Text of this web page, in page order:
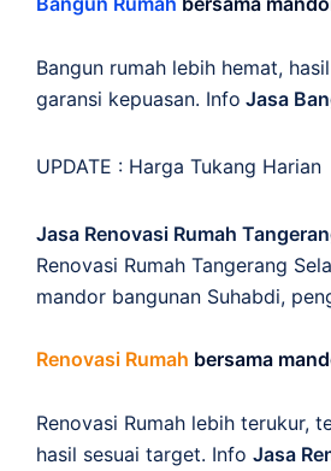
Bangun rumah lebih hemat,
garansi kepuasan. Info Jasa
UPDATE : Harga Tukang Harian
Jasa Renovasi Rumah
Renovasi Rumah Tangerang
mandor bangunan Suhabdi,
Renovasi Rumah bersama
Renovasi Rumah lebih terukur,
hasil sesuai target. Info Jasa